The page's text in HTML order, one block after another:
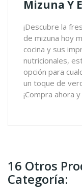
Mizuna Y
¡Descubre la
de mizuna hoy
cocina y sus
nutricionales,
opción para
un toque de
¡Compra ahora
16 Otros
Categoría: